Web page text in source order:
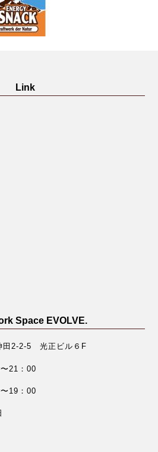
Link
Space EVOLVE.
田2-2-5 光正ビル６F
21：00
19：00